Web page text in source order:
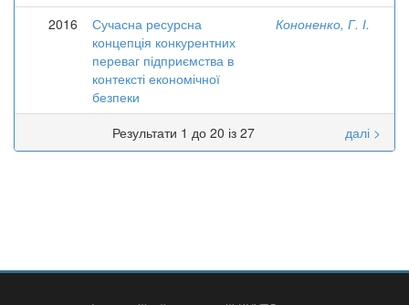
2016
Сучасна ресурсна
концепція конкурентних
переваг підприємства в
контексті економічної
безпеки
Кононенко, Г. І.
Результати 1 до 20 із 27 далі >